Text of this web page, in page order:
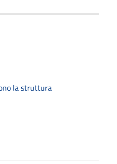
la struttura